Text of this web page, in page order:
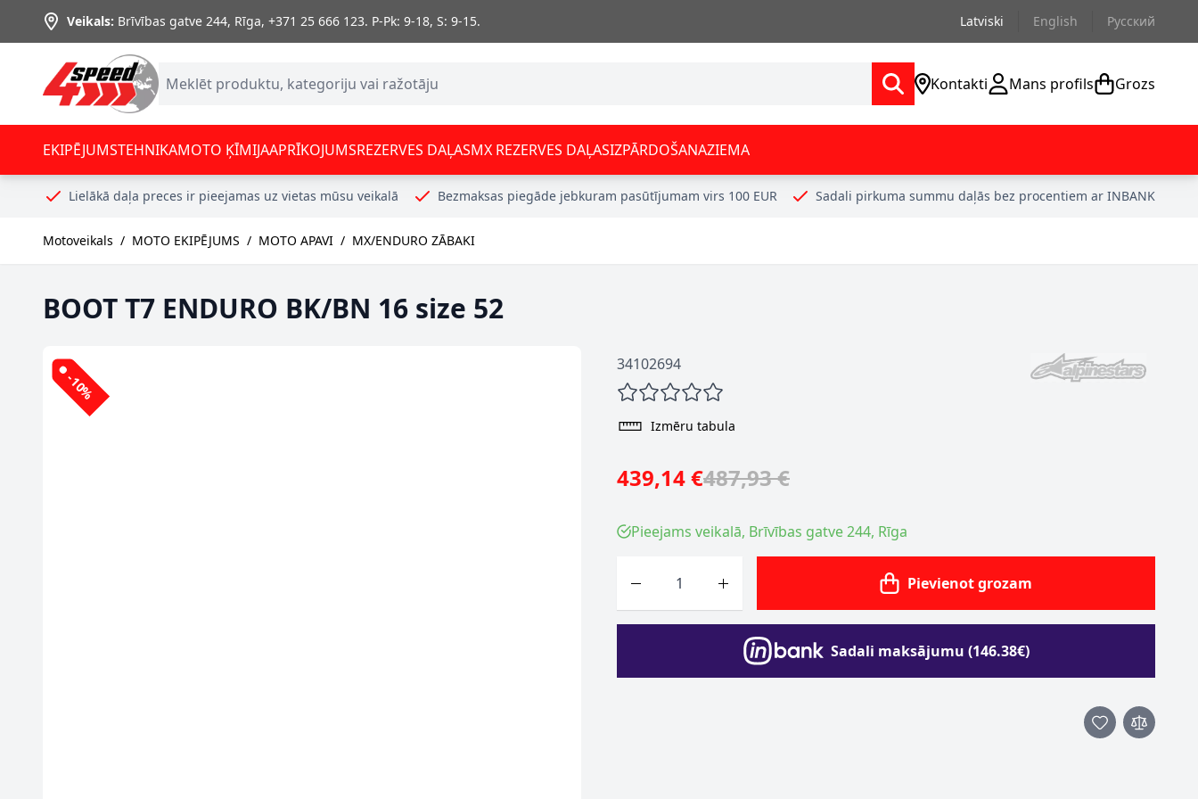
Skip to Content
Veikals: Brīvības gatve 244, Rīga, +371 25 666 123. P-Pk: 9-18, S: 9-15. Latviski English Русский
Kontakti Mans profils Grozs
EKIPĒJUMSTEHNIKAMOTO ĶĪMIJAAPRĪKOJUMSREZERVES DAĻASMX REZERVES DAĻASIZPĀRDOŠANAZIEMA
Lielākā daļa preces ir pieejamas uz vietas mūsu veikalā Bezmaksas piegāde jebkuram pasūtījumam virs 100 EUR Sadali pirkuma summu daļās bez procentiem ar INBANK
Motoveikals / MOTO EKIPĒJUMS / MOTO APAVI / MX/ENDURO ZĀBAKI
BOOT T7 ENDURO BK/BN 16 size 52
34102694
-10%
Izmēru tabula
439,14 €487,93 €
Pieejams veikalā, Brīvības gatve 244, Rīga
Pievienot grozam
Sadali maksājumu (146.38€)